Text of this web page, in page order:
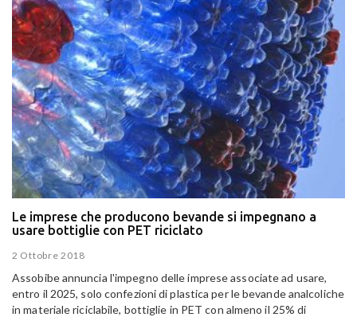
Le imprese che producono bevande si impegnano a
usare bottiglie con PET riciclato
2 Ottobre 2018
Assobibe annuncia l'impegno delle imprese associate ad usare,
entro il 2025, solo confezioni di plastica per le bevande analcoliche
in materiale riciclabile, bottiglie in PET con almeno il 25% di